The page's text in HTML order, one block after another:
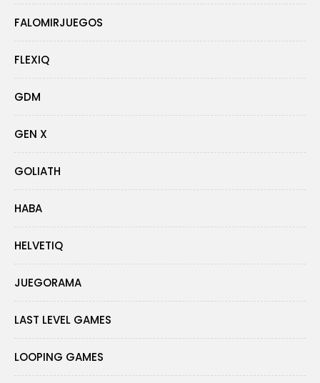
FALOMIRJUEGOS
FLEXIQ
GDM
GEN X
GOLIATH
HABA
HELVETIQ
JUEGORAMA
LAST LEVEL GAMES
LOOPING GAMES